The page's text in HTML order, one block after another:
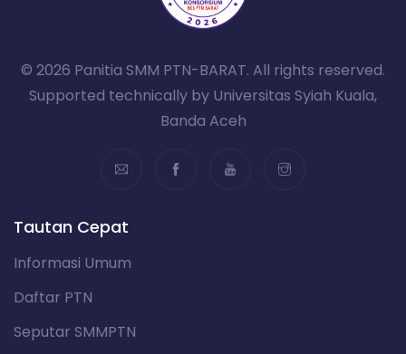
© 2026 Panitia SMM PTN-BARAT. All rights reserved.
Supported technically by Universitas Syiah Kuala,
Banda Aceh
Tautan Cepat
Informasi Umum
Daftar PTN
Seputar SMMPTN